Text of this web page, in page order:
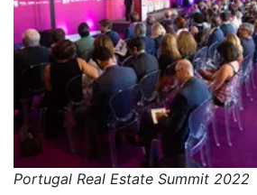
Portugal Real Estate Summit 2022